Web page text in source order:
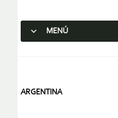
MENÚ
ARGENTINA